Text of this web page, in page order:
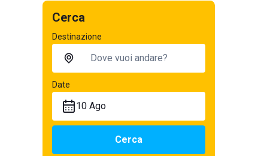
Cerca
Destinazione
Date
10 Ago
Cerca